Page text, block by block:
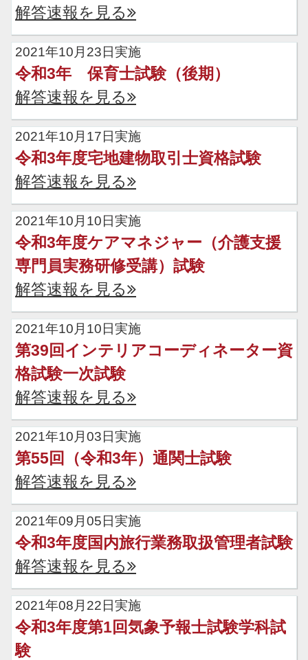
解答速報を見る
2021年10月23日実施
令和3年 保育士試験（後期）
解答速報を見る
2021年10月17日実施
令和3年度宅地建物取引士資格試験
解答速報を見る
2021年10月10日実施
令和3年度ケアマネジャー（介護支援
専門員実務研修受講）試験
解答速報を見る
2021年10月10日実施
第39回インテリアコーディネーター資
格試験一次試験
解答速報を見る
2021年10月03日実施
第55回（令和3年）通関士試験
解答速報を見る
2021年09月05日実施
令和3年度国内旅行業務取扱管理者試験
解答速報を見る
2021年08月22日実施
令和3年度第1回気象予報士試験学科試
験